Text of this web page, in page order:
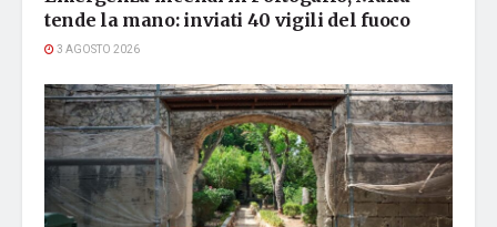
tende la mano: inviati 40 vigili del fuoco
3 AGOSTO 2026